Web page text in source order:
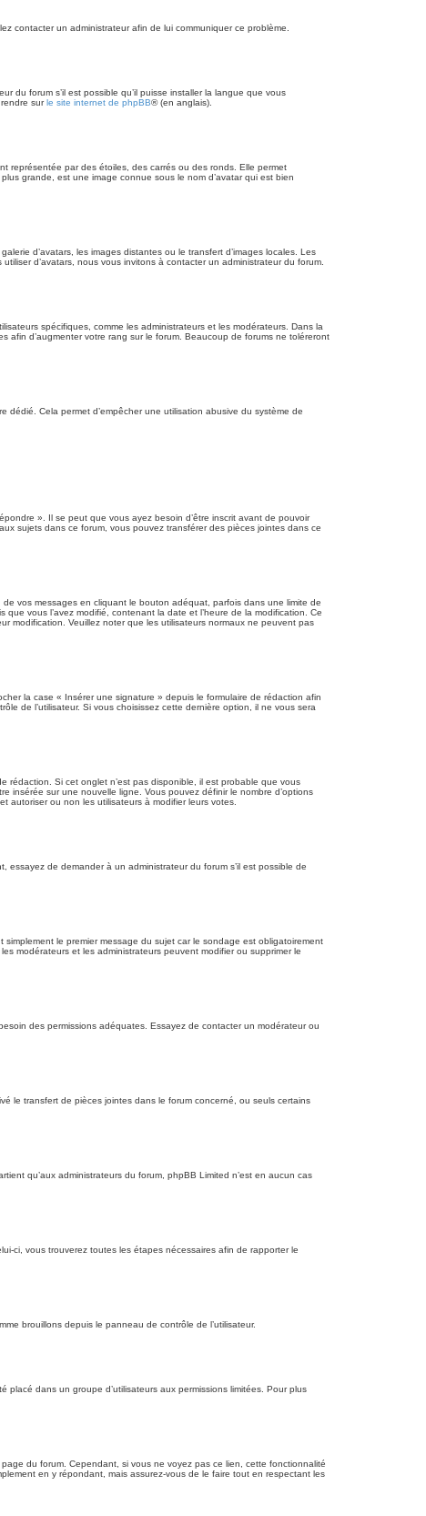
contacter un administrateur afin de lui communiquer ce problème.
du forum s’il est possible qu’il puisse installer la langue que vous
surle site internet de phpBB® (en anglais).
représentée par des étoiles, des carrés ou des ronds. Elle permet
grande, est une image connue sous le nom d’avatar qui est bien
d’avatars, les images distantes ou le transfert d’images locales. Les
d’avatars, nous vous invitons à contacter un administrateur du forum.
spécifiques, comme les administrateurs et les modérateurs. Dans la
d’augmenter votre rang sur le forum. Beaucoup de forums ne toléreront
Cela permet d’empêcher une utilisation abusive du système de
». Il se peut que vous ayez besoin d’être inscrit avant de pouvoir
sujets dans ce forum, vous pouvez transférer des pièces jointes dans ce
vos messages en cliquant le bouton adéquat, parfois dans une limite de
vous l’avez modifié, contenant la date et l’heure de la modification. Ce
modification. Veuillez noter que les utilisateurs normaux ne peuvent pas
la case « Insérer une signature » depuis le formulaire de rédaction afin
de l’utilisateur. Si vous choisissez cette dernière option, il ne vous sera
rédaction. Si cet onglet n’est pas disponible, il est probable que vous
insérée sur une nouvelle ligne. Vous pouvez définir le nombre d’options
autoriser ou non les utilisateurs à modifier leurs votes.
essayez de demander à un administrateur du forum s’il est possible de
le premier message du sujet car le sondage est obligatoirement
modérateurs et les administrateurs peuvent modifier ou supprimer le
des permissions adéquates. Essayez de contacter un modérateur ou
le transfert de pièces jointes dans le forum concerné, ou seuls certains
qu’aux administrateurs du forum, phpBB Limited n’est en aucun cas
ci, vous trouverez toutes les étapes nécessaires afin de rapporter le
brouillons depuis le panneau de contrôle de l’utilisateur.
dans un groupe d’utilisateurs aux permissions limitées. Pour plus
du forum. Cependant, si vous ne voyez pas ce lien, cette fonctionnalité
en y répondant, mais assurez-vous de le faire tout en respectant les